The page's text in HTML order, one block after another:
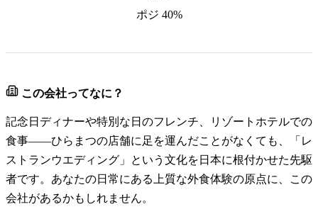
ポジ 40%
この会社ってなに？
記念日ディナーや特別な日のフレンチ、リゾートホテルでの
食事――ひらまつの店舗に足を運んだことがなくても、「レ
ストランウエディング」という文化を日本に根付かせた先駆
者です。あなたの日常にある上質な外食体験の原点に、この
会社があるかもしれません。